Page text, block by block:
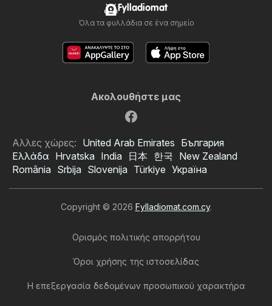
Fylladiomat
Όλα τα φυλλάδια σε ένα σημείο
Ακολουθήστε μας
Αλλες χώρες: United Arab Emirates България
Ελλάδα Hrvatska India 日本 한국 New Zealand
România Srbija Slovenija Türkiye Україна
Copyright © 2026 Fylladiomat.com.cy.
Ορισμός πολιτικής απορρήτου
Όροι χρήσης της ιστοσελίδας
Η επεξεργασία δεδομένων προσωπικού χαρακτήρα